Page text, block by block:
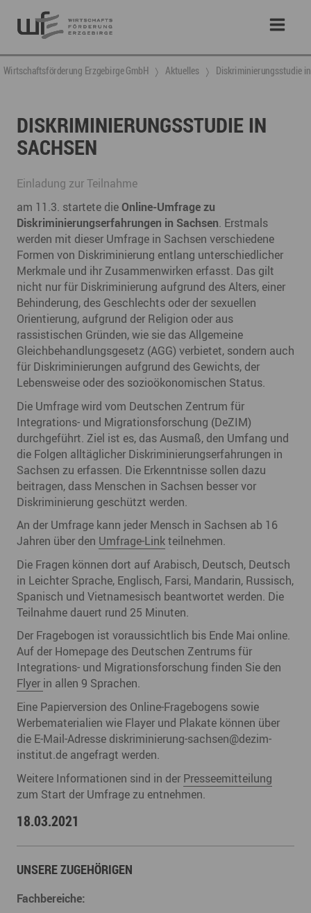
Wirtschaftsförderung Erzgebirge GmbH Aktuelles Diskriminierungsstudie
DISKRIMINIERUNGSSTUDIE IN
SACHSEN
Einladung zur Teilnahme
am 11.3. startete dieOnline-Umfrage zu
Diskriminierungserfahrungen in Sachsen. Erstmals
werden mit dieser Umfrage in Sachsen verschiedene
Formen von Diskriminierung entlang unterschiedlicher
Merkmale und ihr Zusammenwirken erfasst. Das gilt
nicht nur für Diskriminierung aufgrund des Alters, einer
Behinderung, des Geschlechts oder der sexuellen
Orientierung, aufgrund der Religion oder aus
rassistischen Gründen, wie sie das Allgemeine
Gleichbehandlungsgesetz (AGG) verbietet, sondern auch
für Diskriminierungen aufgrund des Gewichts, der
Lebensweise oder des sozioökonomischen Status.
Die Umfrage wird vom Deutschen Zentrum für
Integrations- und Migrationsforschung (DeZIM)
durchgeführt. Ziel ist es, das Ausmaß, den Umfang und
die Folgen alltäglicher Diskriminierungserfahrungen in
Sachsen zu erfassen. Die Erkenntnisse sollen dazu
beitragen, dass Menschen in Sachsen besser vor
Diskriminierung geschützt werden.
An der Umfrage kann jeder Mensch in Sachsen ab 16
Jahren über den Umfrage-Linkteilnehmen.
Die Fragen können dort auf Arabisch, Deutsch, Deutsch
in Leichter Sprache, Englisch, Farsi, Mandarin, Russisch,
Spanisch und Vietnamesisch beantwortet werden. Die
Teilnahme dauert rund 25 Minuten.
Der Fragebogen ist voraussichtlich bis Ende Mai online.
Auf der Homepage des Deutschen Zentrums für
Integrations- und Migrationsforschung finden Sie den
Flyer in allen 9 Sprachen.
Eine Papierversion des Online-Fragebogens sowie
Werbematerialien wie Flayer und Plakate können über
die E-Mail-Adresse diskriminierung-sachsen@dezim-
institut.de angefragt werden.
Weitere Informationen sind in der Presseemitteilung
zum Start der Umfrage zu entnehmen.
18.03.2021
UNSERE ZUGEHÖRIGEN
Fachbereiche: